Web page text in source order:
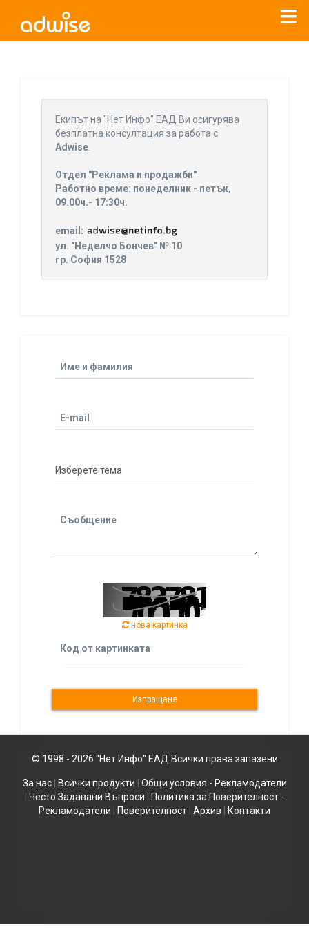
Уважаеми рекламодатели, с настоящото съобщение
бихме искали да Ви уведомим, че „Нет Инфо“ ЕАД (
прекратява услугата Adwiseсчитано от
г
Eкипът на "Нет Инфо" ЕАД Ви осигурява
безплатна консултация за работа с
Adwise.
Отдел "Реклама и продажби"
Работно време: понеделник - петък,
09.00ч.- 17:30ч.
email:
ул. "Неделчо Бончев" № 10
гр. София 1528
Име и фамилия
E-mail
Съобщение
нова картинка
Код от картинката
© 1998 - 2026 "Нет Инфо" ЕАД Всички права запазени
За нас| Всички продукти
Общи условия - Рекламодатели
Често Задавани Въпроси
Политика за Поверителност -
Рекламодатели
Поверителност Архив Контакти